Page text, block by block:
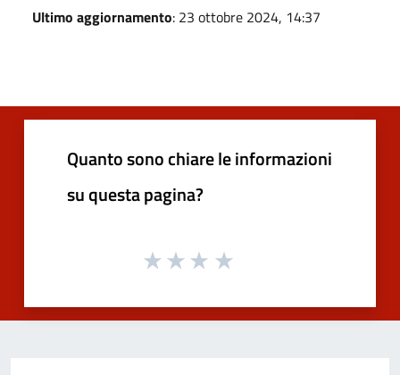
Ultimo aggiornamento: 23 ottobre 2024, 14:37
Quanto sono chiare le informazioni
su questa pagina?